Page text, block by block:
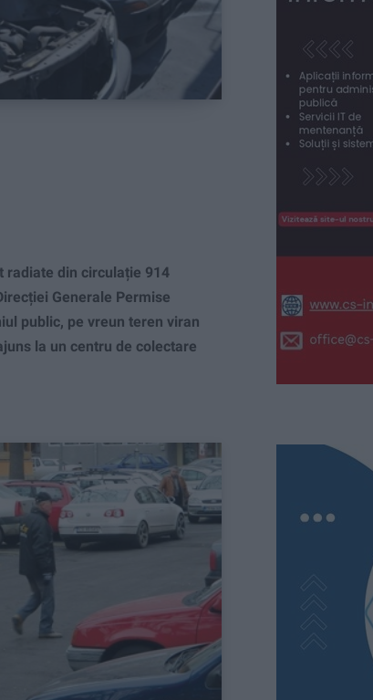
radiate din circulație 914
Generale Permise
public, pe vreun teren viran
la un centru de colectare